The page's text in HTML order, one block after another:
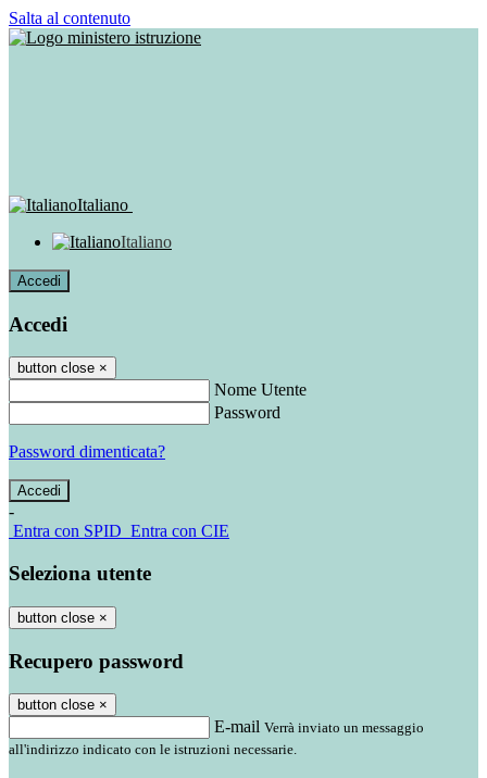
Salta al contenuto
Italiano
Italiano
Accedi
Accedi
button close ×
Nome Utente
Password
Password dimenticata?
-
Entra con SPID Entra con CIE
Seleziona utente
button close ×
Recupero password
button close ×
E-mail Verrà inviato un messaggio
all'indirizzo indicato con le istruzioni necessarie.